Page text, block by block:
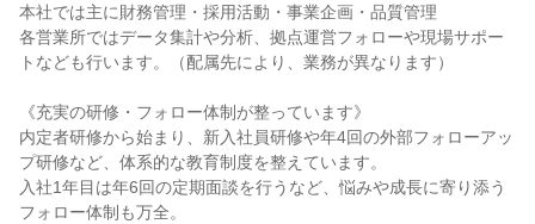
本社では主に財務管理・採用活動・事業企画・品質管理
各営業所ではデータ集計や分析、拠点運営フォローや現場サポー
トなども行います。（配属先により、業務が異なります）
《充実の研修・フォロー体制が整っています》
内定者研修から始まり、新入社員研修や年4回の外部フォローアッ
プ研修など、体系的な教育制度を整えています。
入社1年目は年6回の定期面談を行うなど、悩みや成長に寄り添う
フォロー体制も万全。